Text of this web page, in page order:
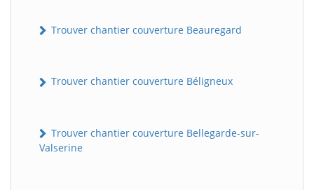
Trouver chantier couverture Beauregard
Trouver chantier couverture Béligneux
Trouver chantier couverture Bellegarde-sur-
Valserine